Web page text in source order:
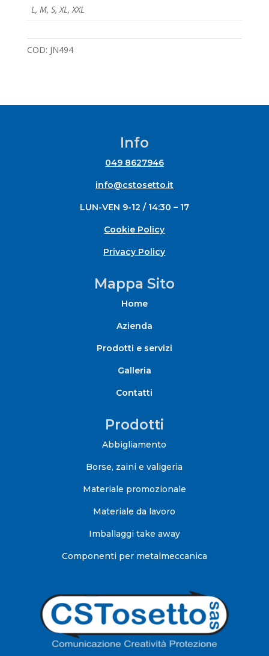
L, M, S,XL,XXL
COD: JN494
Info
049 8627946
info@cstosetto.it
LUN-VEN 9-12 / 14:30 – 17
Cookie Policy
Privacy Policy
Mappa Sito
Home
Azienda
Prodotti e servizi
Galleria
Contatti
Prodotti
Abbigliamento
Borse, zaini e valigeria
Materiale promozionale
Materiale da lavoro
Imballaggi take away
Componenti per metalmeccanica